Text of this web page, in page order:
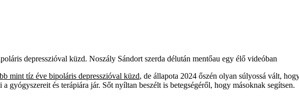
depresszióval küzd. Noszály Sándort szerda délután mentőau egy élő videóban
mint tíz éve bipoláris depresszióval küzd, de állapota 2024 őszén olyan súlyossá vált,
gyógyszereit és terápiára jár. Sőt nyíltan beszélt is betegségéről, hogy másoknak segítsen.